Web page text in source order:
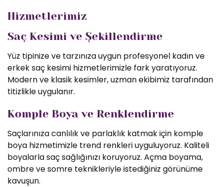
Hizmetlerimiz
Saç Kesimi ve Şekillendirme
Yüz tipinize ve tarzınıza uygun profesyonel kadın ve
erkek saç kesimi hizmetlerimizle fark yaratıyoruz.
Modern ve klasik kesimler, uzman ekibimiz tarafından
titizlikle uygulanır.
Komple Boya ve Renklendirme
Saçlarınıza canlılık ve parlaklık katmak için komple
boya hizmetimizle trend renkleri uyguluyoruz. Kaliteli
boyalarla saç sağlığınızı koruyoruz. Açma boyama,
ombre ve somre teknikleriyle istediğiniz görünüme
kavuşun.